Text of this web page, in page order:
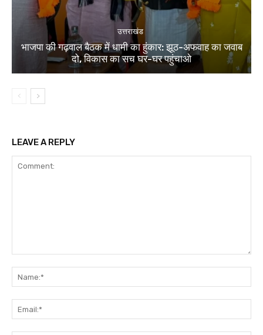
उत्तराखंड
भाजपा की गढ़वाल बैठक में धामी का हुंकार: झूठ-अफवाह का जवाब
दो, विकास का सच घर-घर पहुंचाओ
LEAVE A REPLY